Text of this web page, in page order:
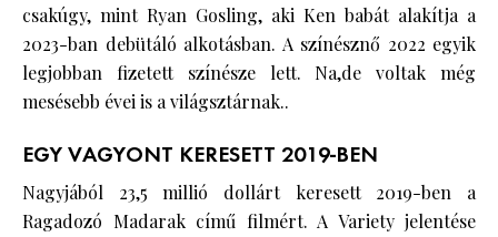
csakúgy, mint Ryan Gosling, aki Ken babát alakítja a
2023-ban debütáló alkotásban. A színésznő 2022 egyik
legjobban fizetett színésze lett. Na,de voltak még
mesésebb évei is a világsztárnak..
EGY VAGYONT KERESETT 2019-BEN
Nagyjából 23,5 millió dollárt keresett 2019-ben a
Ragadozó Madarak című filmért. A Variety jelentése